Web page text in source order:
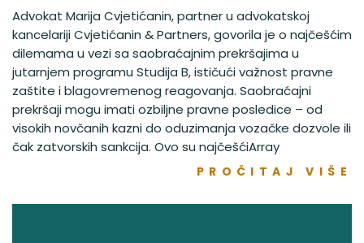
Advokat Marija Cvjetićanin, partner u advokatskoj
kancelariji Cvjetićanin & Partners, govorila je o najčešćim
dilemama u vezi sa saobraćajnim prekršajima u
jutarnjem programu Studija B, ističući važnost pravne
zaštite i blagovremenog reagovanja. Saobraćajni
prekršaji mogu imati ozbiljne pravne posledice – od
visokih novčanih kazni do oduzimanja vozačke dozvole ili
čak zatvorskih sankcija. Ovo su najčešćiArray
PROČITAJ VIŠE